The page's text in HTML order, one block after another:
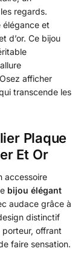
regards.
élégance et
d’or. Ce bijou
afficher
transcende les
Plaque
Et Or
accessoire
bijou élégant
audace grâce à
distinctif
offrant
faire sensation.